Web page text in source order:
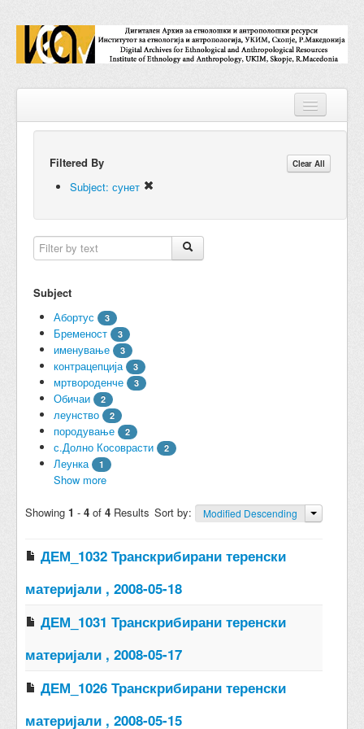
Repositories
Collections
Accessions
Subjects
Names
Classifications
Filtered By Clear All
Subject: сунет
Subject
Абортус
3
Бременост 3
именување 3
контрацепција 3
мртвороденче 3
Обичаи 2
леунство 2
породување 2
с.Долно Косоврасти 2
Леунка 1
Show more
Showing 1 - 4 of 4 Results Sort by: Modified Descending
ДЕМ_1032 Транскрибирани теренски
материјали , 2008-05-18
ДЕМ_1031 Транскрибирани теренски
материјали , 2008-05-17
ДЕМ_1026 Транскрибирани теренски
материјали , 2008-05-15